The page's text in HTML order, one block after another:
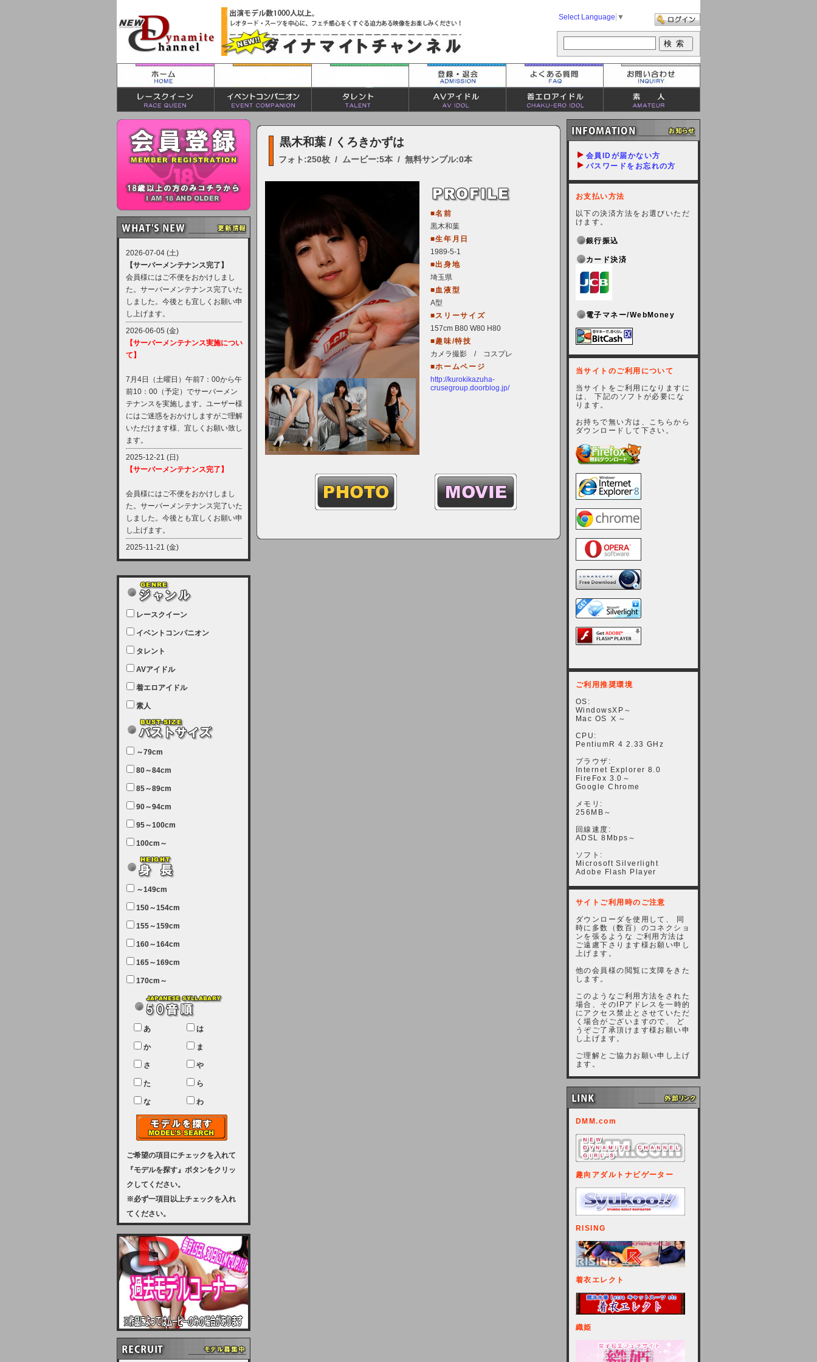
Select Language ▼
2026-07-04 (土)
【サーバーメンテナンス完了】
会員様にはご不便をおかけしまし
た。サーバーメンテナンス完了いた
しました。今後とも宜しくお願い申
し上げます。
2026-06-05 (金)
【サーバーメンテナンス実施につい
て】
7月4日（土曜日）午前7：00から午
前10：00（予定）でサーバーメン
テナンスを実施します。ユーザー様
にはご迷惑をおかけしますがご理解
いただけます様、宜しくお願い致し
ます。
2025-12-21 (日)
【サーバーメンテナンス完了】
会員様にはご不便をおかけしまし
た。サーバーメンテナンス完了いた
しました。今後とも宜しくお願い申
し上げます。
2025-11-21 (金)
【サーバーメンテナンス実施につい
12月21日（日曜日）午前9：00か
ら午前11：00（予定）でサーバー
メンテナンスを実施します。ユーザ
ー様にはご迷惑をおかけしますがご
理解いただけます様、宜しくお願い
致します。
2025-07-05 (土)
【サーバーメンテナンス完了のお知
本日、サーバーメンテナンスのため
ユーザー様には大変ご迷惑をおかけ
しました。無事、メンテナンスが完
致します。
2025-06-11 (水)
【サーバーメンテナンス実施につい
7月5日（土曜日）午前7：00から午
テナンスを実施します。ユーザー様
にはご迷惑をおかけしますがご理解
いただけます様、宜しくお願い致し
【クレジットカード決済について
②】
現在、クレジットカード決済はJCB
のみになっております。大変ご迷惑
キャシュでの決済は可能ですので、
宜しくお願い致します。
2024-02-23 (金)
【クレジットカード決済について】
只今、クレジットカード会社の都合
により決済ができない状況です。
ユーザー様には、大変ご迷惑をおか
けいたしまして申し訳ございませ
ん。
2023-08-31 (木)
【サーバーメンテナンス実施のお知
らせ】
2023年 9月10日（日曜日）午前8：
サーバーメンテナンスを実施いたし
ます。その為、アクセスはできませ
ますが、ご理解の程を宜しくお願い
致します。
2022-09-01 (木)
【サーバーメンテナンスのお知ら
せ】
9月10日（土曜日）AM6：00から
AM8：00（予定）サーバーメンテ
ナンスを致します。ご迷惑をおかけ
レースクイーン
イベントコンパニオン
タレント
AVアイドル
着エロアイドル
素人
～79cm
80～84cm
85～89cm
90～94cm
95～100cm
100cm～
～149cm
150～154cm
155～159cm
160～164cm
165～169cm
170cm～
あ は
か ま
さ や
た ら
な わ
ご希望の項目にチェックを入れて
『モデルを探す』ボタンをクリッ
クしてください。
※必ず一項目以上チェックを入れ
てください。
黒木和葉 / くろきかずは
フォト:250枚 / ムービー:5本 / 無料サンプル:0本
■名前
黒木和葉
■生年月日
1989-5-1
■出身地
埼玉県
■血液型
A型
■スリーサイズ
157cm B80 W80 H80
■趣味/特技
カメラ撮影 / コスプレ
■ホームページ
http://kurokikazuha-
crusegroup.doorblog.jp/
会員IDが届かない方
パスワードをお忘れの方
お支払い方法
以下の決済方法をお選びいただ
けます。
銀行振込
カード決済
電子マネー/WebMoney
当サイトのご利用について
当サイトをご利用になりますに
は、 下記のソフトが必要にな
ります。
お持ちで無い方は、こちらから
ダウンロードして下さい。
ご利用推奨環境
OS:
WindowsXP～
Mac OS Ⅹ～
CPU:
PentiumR 4 2.33 GHz
ブラウザ:
Internet Explorer 8.0
FireFox 3.0～
Google Chrome
メモリ:
256MB～
回線速度:
ADSL 8Mbps～
ソフト:
Microsoft Silverlight
Adobe Flash Player
サイトご利用時のご注意
ダウンローダを使用して、 同
時に多数（数百）のコネクショ
ンを張るような ご利用方法は
ご遠慮下さります様お願い申し
上げます。
他の会員様の閲覧に支障をきた
します。
このようなご利用方法をされた
場合、そのIPアドレスを一時的
にアクセス禁止とさせていただ
く場合がございますので、 ど
うぞご了承頂けます様お願い申
し上げます。
ご理解とご協力お願い申し上げ
ます。
DMM.com
趣向アダルトナビゲーター
RISING
着衣エレクト
織姫